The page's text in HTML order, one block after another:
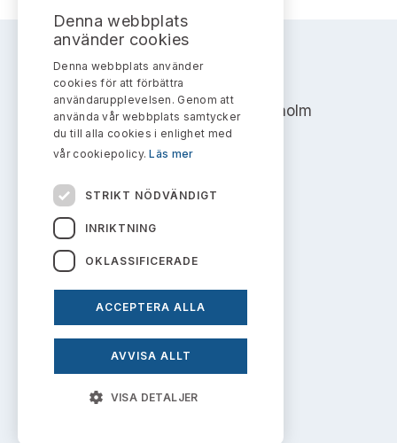
Arbetsordning
Ledamöter
Huvudmän
Verksamhetsberättelser
Publikationer och anföranden
Uttalanden sorterade ämnesvis
Sök uttalanden
Avgifter
Bildarkiv
Kontakt angående ansökningar och uttalanden
AKTIEMARKNADSNÄMNDEN
Address: Box 7354, 103 90 Stockholm
info@aktiemarknadsnamnden.se
Om innehållet
Om webbplatsen
Prenumerera på uttalanden
Denna webbplats
använder cookies
Denna webbplats använder
cookies för att förbättra
användarupplevelsen. Genom att
använda vår webbplats samtycker
du till alla cookies i enlighet med
vår cookiepolicy.Läs mer
STRIKT NÖDVÄNDIGT
INRIKTNING
OKLASSIFICERADE
ACCEPTERA ALLA
AVVISA ALLT
VISA DETALJER